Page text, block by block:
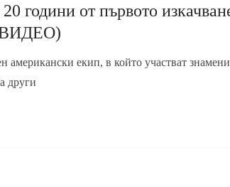
години от първото
американски екип, в който участват
други